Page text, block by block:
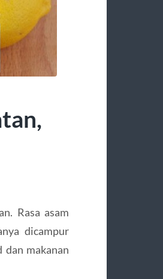
Rasa asam
dicampur
dan makanan